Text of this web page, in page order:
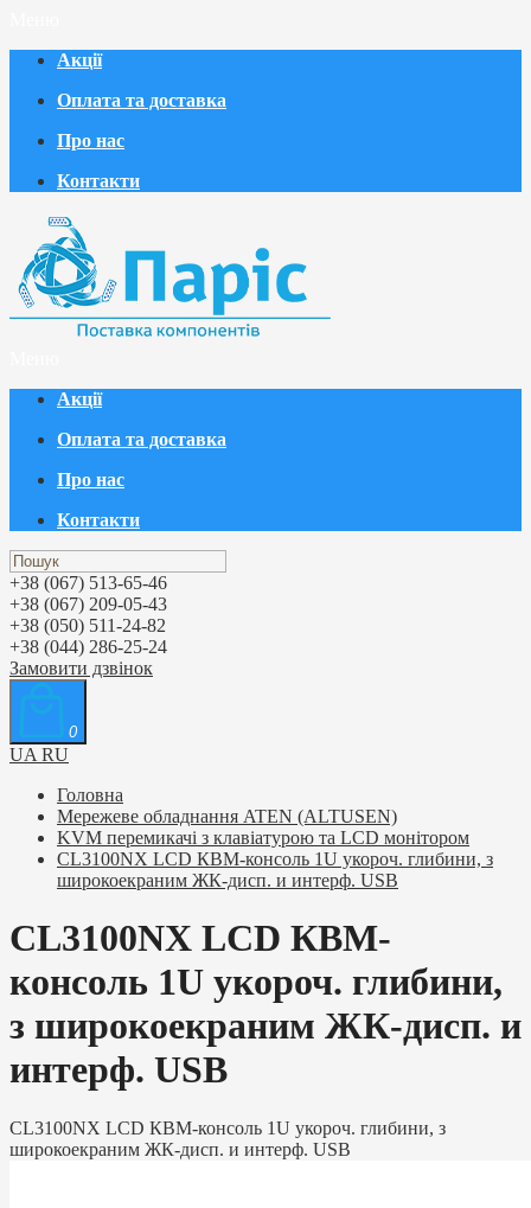
Акції
Оплата та доставка
Про нас
Контакти
Акції
Оплата та доставка
Про нас
Контакти
+38 (067) 513-65-46
+38 (067) 209-05-43
+38 (050) 511-24-82
+38 (044) 286-25-24
Замовити дзвінок
0
UA RU
Головна
Мережеве обладнання ATEN (ALTUSEN)
KVM перемикачі з клавіатурою та LCD монітором
CL3100NX LCD КВМ-консоль 1U укороч. глибини, з
широкоекраним ЖК-дисп. и интерф. USB
CL3100NX LCD КВМ-
консоль 1U укороч. глибини,
з широкоекраним ЖК-дисп. и
интерф. USB
CL3100NX LCD КВМ-консоль 1U укороч. глибини, з
широкоекраним ЖК-дисп. и интерф. USB